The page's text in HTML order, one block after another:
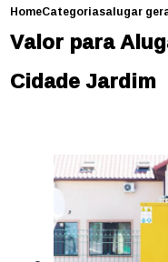
HomeCategoriasalugar
Valor para
Cidade Jardim